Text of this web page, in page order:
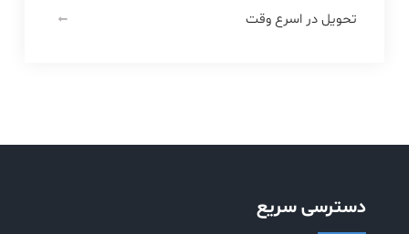
تحویل در اسرع وقت
دسترسی سریع